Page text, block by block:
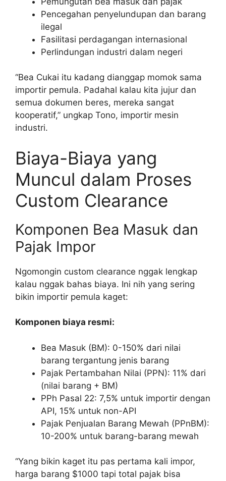
Pencegahan penyelundupan dan barang
ilegal
Fasilitasi perdagangan internasional
Perlindungan industri dalam negeri
“Bea Cukai itu kadang dianggap momok sama
importir pemula. Padahal kalau kita jujur dan
semua dokumen beres, mereka sangat
kooperatif,” ungkap Tono, importir mesin
industri.
Biaya-Biaya yang
Muncul dalam Proses
Custom Clearance
Komponen Bea Masuk dan
Pajak Impor
Ngomongin custom clearance nggak lengkap
kalau nggak bahas biaya. Ini nih yang sering
bikin importir pemula kaget:
Komponen biaya resmi:
Bea Masuk (BM): 0-150% dari nilai
barang tergantung jenis barang
Pajak Pertambahan Nilai (PPN): 11% dari
(nilai barang + BM)
PPh Pasal 22: 7,5% untuk importir dengan
API, 15% untuk non-API
Pajak Penjualan Barang Mewah (PPnBM):
10-200% untuk barang-barang mewah
“Yang bikin kaget itu pas pertama kali impor,
harga barang $1000 tapi total pajak bisa